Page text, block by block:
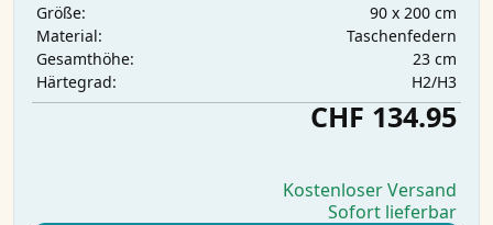
Größe:
90 x 200 cm
Material:
Taschenfedern
Gesamthöhe:
23 cm
Härtegrad:
H2/H3
CHF 134.95
Kostenloser Versand
Sofort lieferbar